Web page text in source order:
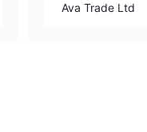
Ava Trade Ltd